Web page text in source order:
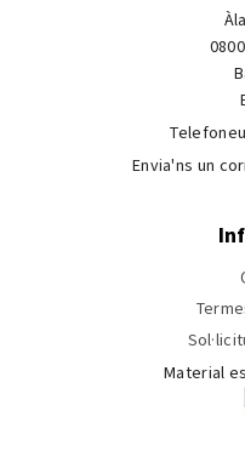
Envia'ns un
Material